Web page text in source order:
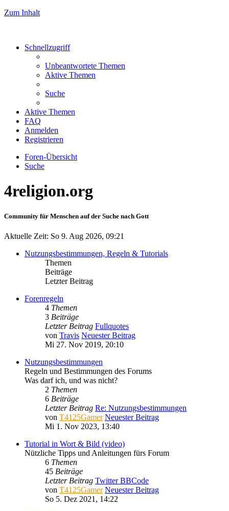
Zum Inhalt
Schnellzugriff
Unbeantwortete Themen
Aktive Themen
Suche
Aktive Themen
FAQ
Anmelden
Registrieren
Foren-Übersicht
Suche
4religion.org
Community für Menschen auf der Suche nach Gott
Aktuelle Zeit: So 9. Aug 2026, 09:21
Nutzungsbestimmungen, Regeln & Tutorials
Themen
Beiträge
Letzter Beitrag
Forenregeln
4 Themen
3 Beiträge
Letzter Beitrag Fullquotes
von Travis Neuester Beitrag
Mi 27. Nov 2019, 20:10
Nutzungsbestimmungen
Regeln und Bestimmungen des Forums
Was darf ich, und was nicht?
2 Themen
6 Beiträge
Letzter Beitrag Re: Nutzungsbestimmungen
von T4125Gamer Neuester Beitrag
Mi 1. Nov 2023, 13:40
Tutorial in Wort & Bild (video)
Nützliche Tipps und Anleitungen fürs Forum
6 Themen
45 Beiträge
Letzter Beitrag Twitter BBCode
von T4125Gamer Neuester Beitrag
So 5. Dez 2021, 14:22